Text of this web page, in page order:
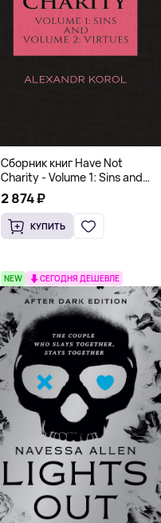
Сборник книг Have Not
Charity - Volume 1: Sins and
Volume 2: Virtues
2 874 ₽
КУПИТЬ
NEW СЕГОДНЯ ДЕШЕВЛЕ